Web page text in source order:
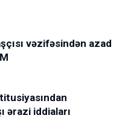
vəzifəsindən azad
ərazi iddiaları